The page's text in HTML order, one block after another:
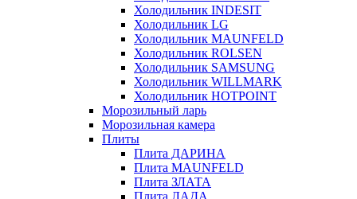
Холодильник INDESIT
Холодильник LG
Холодильник MAUNFELD
Холодильник ROLSEN
Холодильник SAMSUNG
Холодильник WILLMARK
Холодильник HOTPOINT
Морозильный ларь
Морозильная камера
Плиты
Плита ДАРИНА
Плита MAUNFELD
Плита ЗЛАТА
Плита ЛАДА